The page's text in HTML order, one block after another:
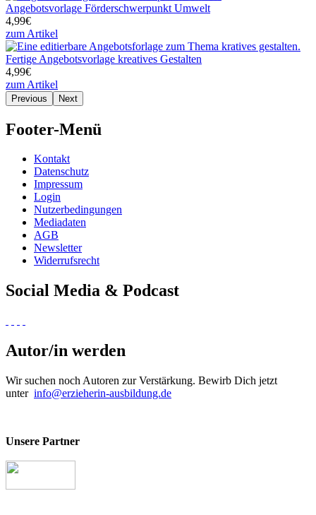
Angebotsvorlage Förderschwerpunkt Umwelt
4,99€
zum Artikel
Fertige Angebotsvorlage kreatives Gestalten
4,99€
zum Artikel
Previous Next
Footer-Menü
Kontakt
Datenschutz
Impressum
Login
Nutzerbedingungen
Mediadaten
AGB
Newsletter
Widerrufsrecht
Social Media & Podcast
Autor/in werden
Wir suchen noch Autoren zur Verstärkung. Bewirb Dich jetzt
unter info@erzieherin-ausbildung.de
Unsere Partner